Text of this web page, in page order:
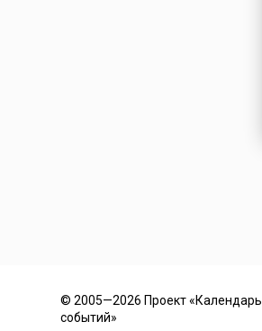
© 2005—2026 Проект «Календарь
событий»